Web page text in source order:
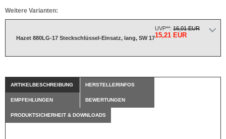
Weitere Varianten:
Hazet 880LG-17 Steckschlüssel-Einsatz, lang, SW 17
UVP**: 16,01 EUR
15,21 EUR
ARTIKELBESCHREIBUNG HERSTELLERINFOS
EMPFEHLUNGEN BEWERTUNGEN
PRODUKTSICHERHEIT & DOWNLOADS